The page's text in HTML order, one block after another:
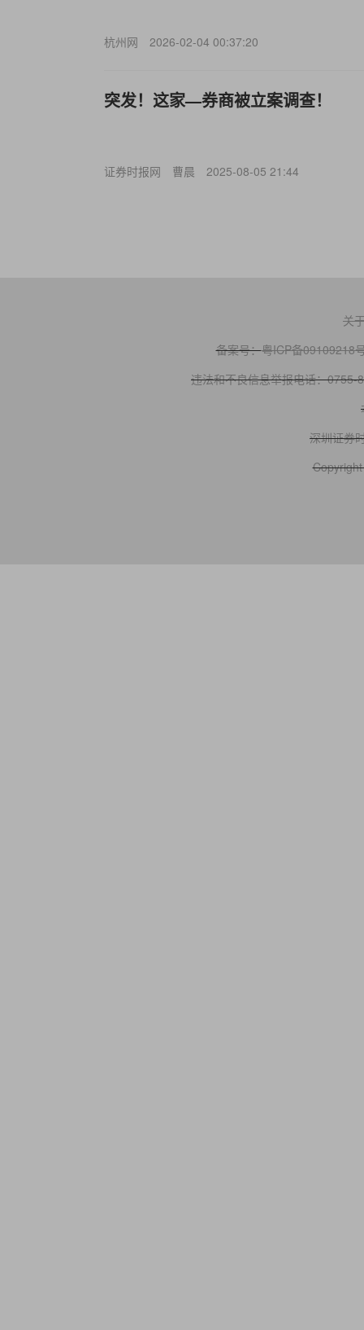
杭州网 2026-02-04 00:37:20
突发！这家—券商被立案调查！
证券时报网 曹晨 2025-08-05 21:44
关
备案号：粤ICP备09109218
违法和不良信息举报电话：0755-
深圳证券